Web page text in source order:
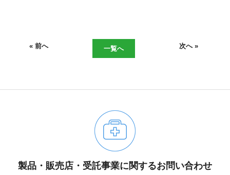
« 前へ 一覧へ 次へ »
製品・販売店・受託事業に関するお問い合わせ
06-6943-8956
受付時間：受付 : 10時〜16時 月〜金